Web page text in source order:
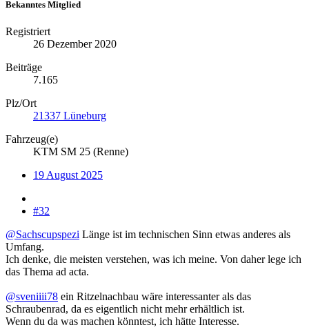
Bekanntes Mitglied
Registriert
26 Dezember 2020
Beiträge
7.165
Plz/Ort
21337 Lüneburg
Fahrzeug(e)
KTM SM 25 (Renne)
19 August 2025
#32
@Sachscupspezi Länge ist im technischen Sinn etwas anderes als
Umfang.
Ich denke, die meisten verstehen, was ich meine. Von daher lege ich
das Thema ad acta.
@sveniiii78 ein Ritzelnachbau wäre interessanter als das
Schraubenrad, da es eigentlich nicht mehr erhältlich ist.
Wenn du da was machen könntest, ich hätte Interesse.